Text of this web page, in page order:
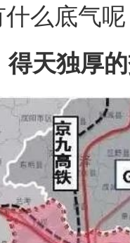
么底气
得天独厚